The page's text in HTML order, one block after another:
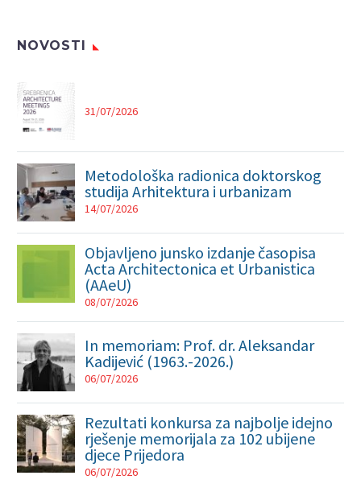
NOVOSTI
31/07/2026
Metodološka radionica doktorskog
studija Arhitektura i urbanizam
14/07/2026
Objavljeno junsko izdanje časopisa
Acta Architectonica et Urbanistica
(AAeU)
08/07/2026
In memoriam: Prof. dr. Aleksandar
Kadijević (1963.-2026.)
06/07/2026
Rezultati konkursa za najbolje idejno
rješenje memorijala za 102 ubijene
djece Prijedora
06/07/2026